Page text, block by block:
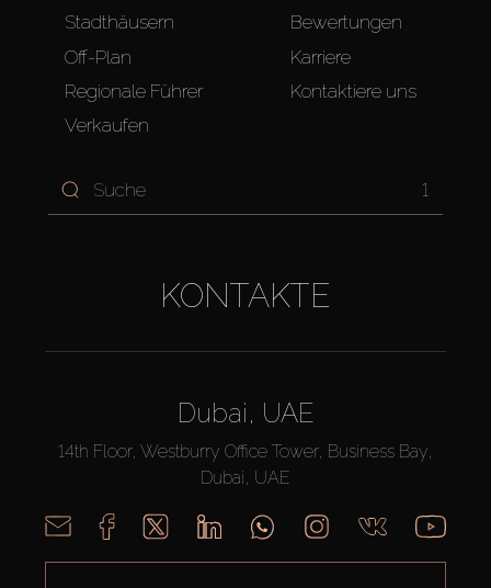
Stadthäusern
Off-Plan
Regionale Führer
Verkaufen
Bewertungen
Karriere
Kontaktiere uns
1
KONTAKTE
Dubai, UAE
14th Floor, Westburry Office Tower, Business Bay,
Dubai, UAE